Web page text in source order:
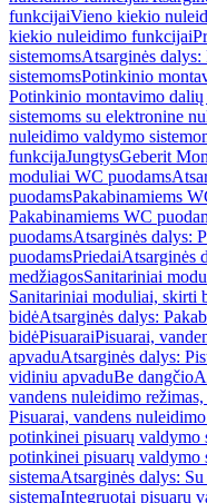
funkcijaiVieno kiekio
kiekio nuleidimo funkcijai
sistemomsAtsarginės
sistemomsPotinkinio
Potinkinio montavimo
sistemoms su elektronine
nuleidimo valdymo
funkcijaJungtysGeberit
moduliai WC puodams
puodamsPakabinamiems
Pakabinamiems WC
puodamsAtsarginės dalys:
puodamsPriedaiAtsarginės
medžiagosSanitariniai
Sanitariniai moduliai, skirti
bidėAtsarginės dalys:
bidėPisuaraiPisuarai,
apvaduAtsarginės dalys:
vidiniu apvaduBe dangčio
vandens nuleidimo
Pisuarai, vandens
potinkinei pisuarų valdymo
potinkinei pisuarų valdymo
sistemaAtsarginės dalys:
sistemaIntegruotai pisuarų